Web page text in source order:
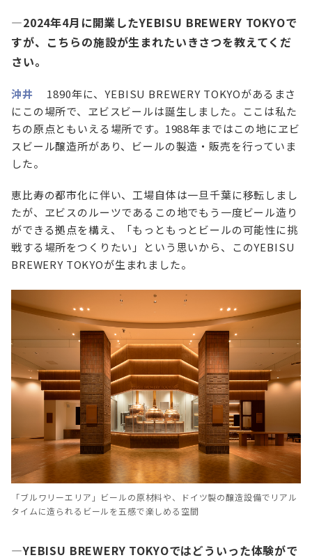
—2024年4月に開業したYEBISU BREWERY TOKYOで
すが、こちらの施設が生まれたいきさつを教えてくだ
さい。
沖井
1890年に、YEBISU BREWERY TOKYOがあるまさ
にこの場所で、ヱビスビールは誕生しました。ここは私た
ちの原点ともいえる場所です。1988年まではこの地にヱビ
スビール醸造所があり、ビールの製造・販売を行っていま
した。
恵比寿の都市化に伴い、工場自体は一旦千葉に移転しまし
たが、ヱビスのルーツであるこの地でもう一度ビール造り
ができる拠点を構え、「もっともっとビールの可能性に挑
戦する場所をつくりたい」という思いから、このYEBISU
BREWERY TOKYOが生まれました。
「ブルワリーエリア」ビールの原材料や、ドイツ製の醸造設備でリアル
タイムに造られるビールを五感で楽しめる空間
—YEBISU BREWERY TOKYOではどういった体験がで